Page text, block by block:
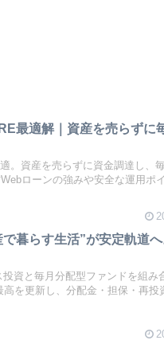
最適解｜資産を売らずに
。資産を売らずに資金調達し、
ローンの強みや安全な運用ポ
で暮らす生活”が安定軌道
資と毎月分配型ファンドを組み
を更新し、分配金・担保・再投